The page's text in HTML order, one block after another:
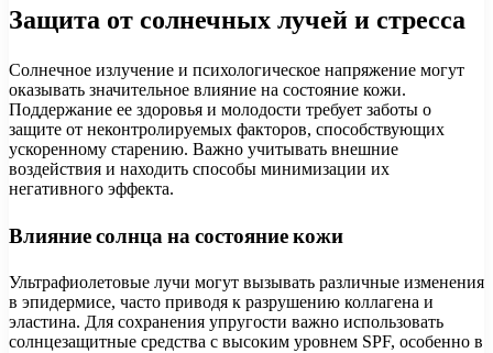
Защита от солнечных лучей и стресса
Солнечное излучение и психологическое напряжение могут
оказывать значительное влияние на состояние кожи.
Поддержание ее здоровья и молодости требует заботы о
защите от неконтролируемых факторов, способствующих
ускоренному старению. Важно учитывать внешние
воздействия и находить способы минимизации их
негативного эффекта.
Влияние солнца на состояние кожи
Ультрафиолетовые лучи могут вызывать различные изменения
в эпидермисе, часто приводя к разрушению коллагена и
эластина. Для сохранения упругости важно использовать
солнцезащитные средства с высоким уровнем SPF, особенно в